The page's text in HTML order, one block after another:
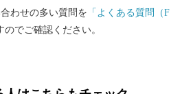
わせの多い質問を 「よくある質問（F
でご確認ください。